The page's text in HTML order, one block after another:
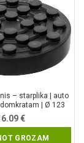
– starplika | auto
| Ø 123
(7043)
€
GROZAM